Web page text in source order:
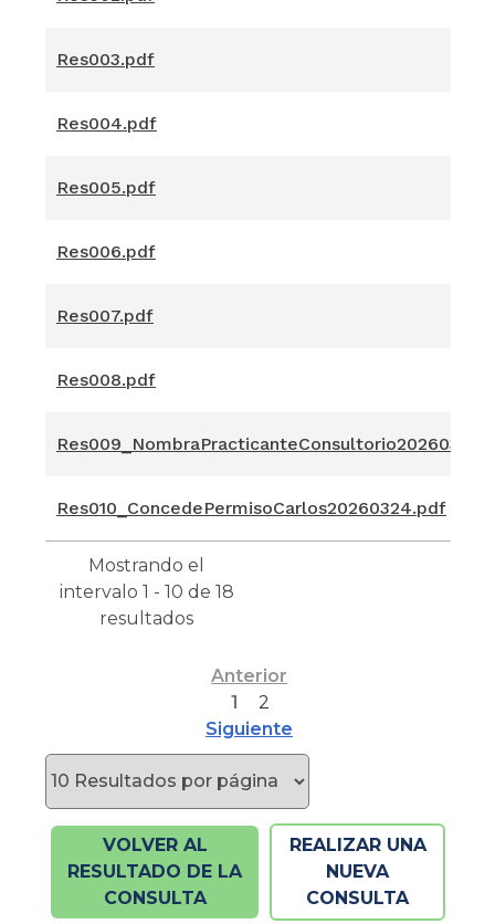
Res003.pdf
Res004.pdf
Res005.pdf
Res006.pdf
Res007.pdf
Res008.pdf
Res010_ConcedePermisoCarlos20260324.pdf
Mostrando el
intervalo 1 - 10 de 18
resultados
Anterior
1
2
Siguiente
VOLVER AL
RESULTADO DE LA
CONSULTA
REALIZAR UNA
NUEVA
CONSULTA